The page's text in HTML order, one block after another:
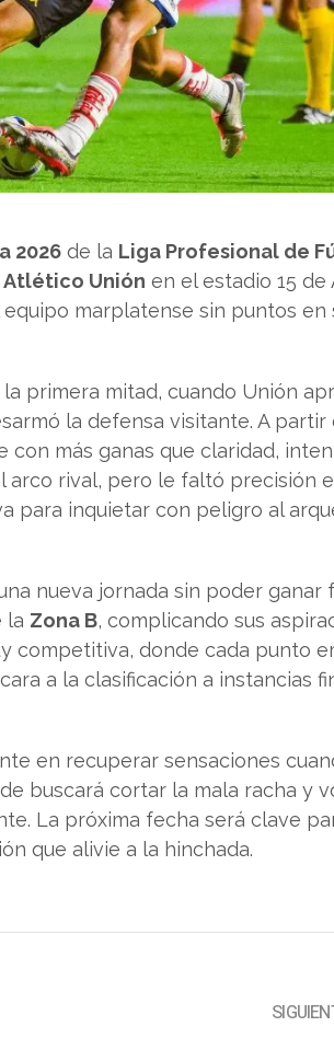
2026 de la Liga Profesional de
Atlético Unión en el estadio 15 de
marplatense sin puntos en
primera mitad, cuando Unión
la defensa visitante. A partir
con más ganas que claridad,
arco rival, pero le faltó precisión
para inquietar con peligro al
nueva jornada sin poder ganar
la Zona B, complicando sus
competitiva, donde cada punto
a la clasificación a instancias
en recuperar sensaciones
buscará cortar la mala racha y
La próxima fecha será clave
que alivie a la hinchada.